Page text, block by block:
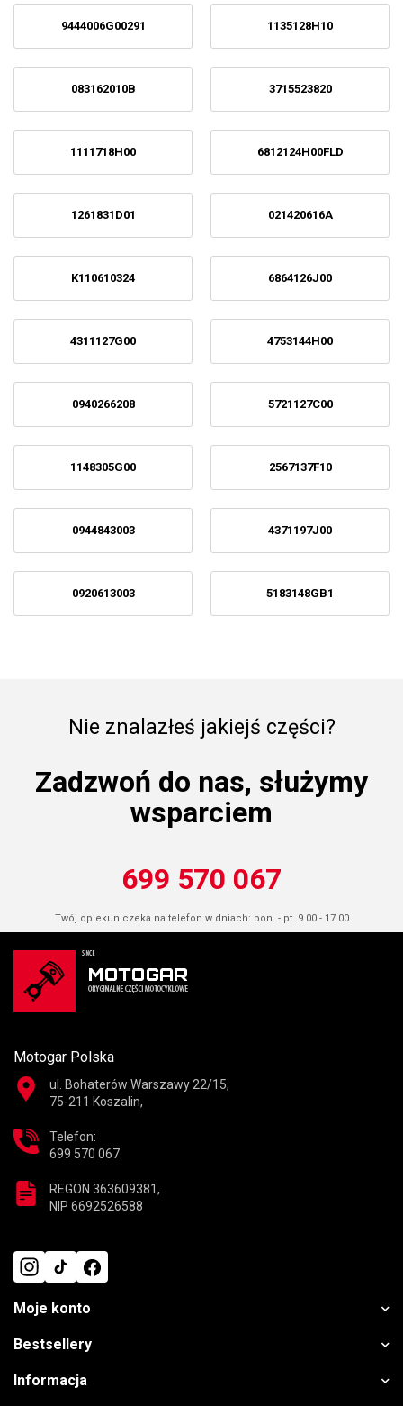
9444006G00291 1135128H10
083162010B 3715523820
1111718H00 6812124H00FLD
1261831D01 021420616A
K110610324 6864126J00
4311127G00 4753144H00
0940266208 5721127C00
1148305G00 2567137F10
0944843003 4371197J00
0920613003 5183148GB1
Nie znalazłeś jakiejś części?
Zadzwoń do nas, służymy
wsparciem
699 570 067
Twój opiekun czeka na telefon w dniach: pon. - pt. 9.00 - 17.00
Motogar Polska
ul. Bohaterów Warszawy 22/15,
75-211 Koszalin,
Telefon:
699 570 067
REGON 363609381,
NIP 6692526588
Moje konto
Bestsellery
Informacja